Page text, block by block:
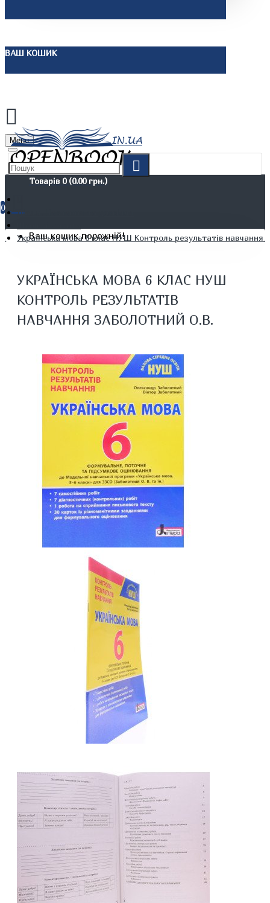
ВАШ КОШИК
Menu
Товарів 0 (0.00 грн.)
0
Ваш кошик порожній!
Дітям. Навчання та дозвілля
Українська мова 6 клас НУШ Контроль результатів навчання
УКРАЇНСЬКА МОВА 6 КЛАС НУШ
КОНТРОЛЬ РЕЗУЛЬТАТІВ
НАВЧАННЯ ЗАБОЛОТНИЙ О.В.